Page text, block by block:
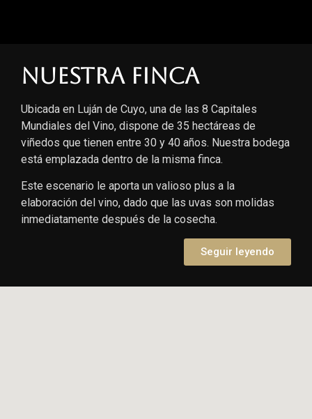
Nuestra finca
Ubicada en Luján de Cuyo, una de las 8 Capitales
Mundiales del Vino, dispone de 35 hectáreas de
viñedos que tienen entre 30 y 40 años. Nuestra bodega
está emplazada dentro de la misma finca.
Este escenario le aporta un valioso plus a la
elaboración del vino, dado que las uvas son molidas
inmediatamente después de la cosecha.
Seguir leyendo